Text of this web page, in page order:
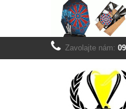
Zavolajte nám: